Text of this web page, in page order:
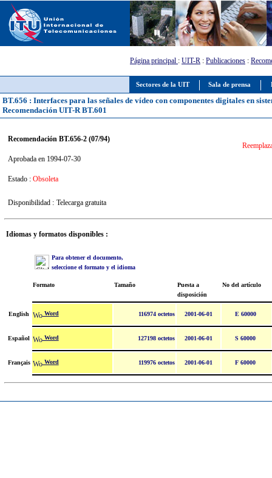
Sectores de la UIT Sala de prensa
Página principal : UIT-R : Publicaciones :
BT.656 : Interfaces para las señales de vídeo con componentes digitales en
Recomendación UIT-R BT.601
Recomendación BT.656-2 (07/94)
Aprobada en 1994-07-30
Estado : Obsoleta
Disponibilidad : Telecarga gratuita
Idiomas y formatos disponibles :
Para obtener el documento,
seleccione el formato y el idioma
Formato Tamaño
Puesta a
disposición
No del artículo
English Word 116974 octetos 2001-06-01 E 60000
Español Word 127198 octetos 2001-06-01 S 60000
Français Word 119976 octetos 2001-06-01 F 60000